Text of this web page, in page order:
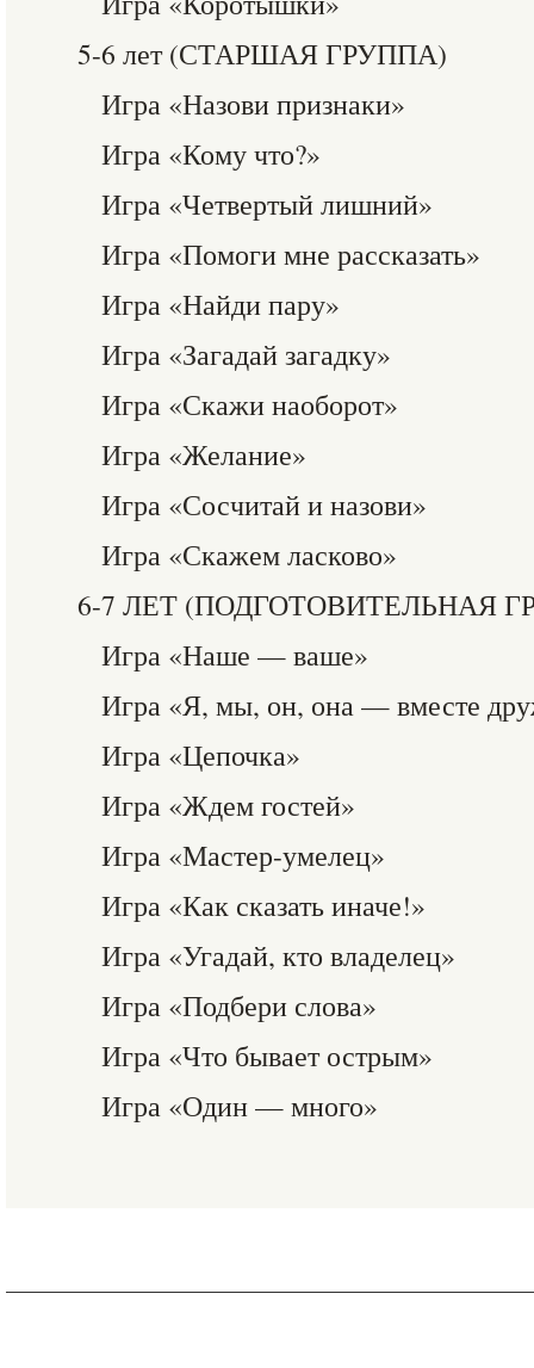
5-6 лет (СТАРШАЯ ГРУППА)
Игра «Назови признаки»
Игра «Кому что?»
Игра «Четвертый лишний»
Игра «Помоги мне рассказать»
Игра «Найди пару»
Игра «Загадай загадку»
Игра «Скажи наоборот»
Игра «Желание»
Игра «Сосчитай и назови»
Игра «Скажем ласково»
6-7 ЛЕТ (ПОДГОТОВИТЕЛЬНАЯ
Игра «Наше — ваше»
Игра «Я, мы, он, она — вместе
Игра «Цепочка»
Игра «Ждем гостей»
Игра «Мастер-умелец»
Игра «Как сказать иначе!»
Игра «Угадай, кто владелец»
Игра «Подбери слова»
Игра «Что бывает острым»
Игра «Один — много»